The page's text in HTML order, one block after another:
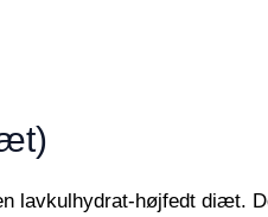
lavkulhydrat-højfedt diæt.